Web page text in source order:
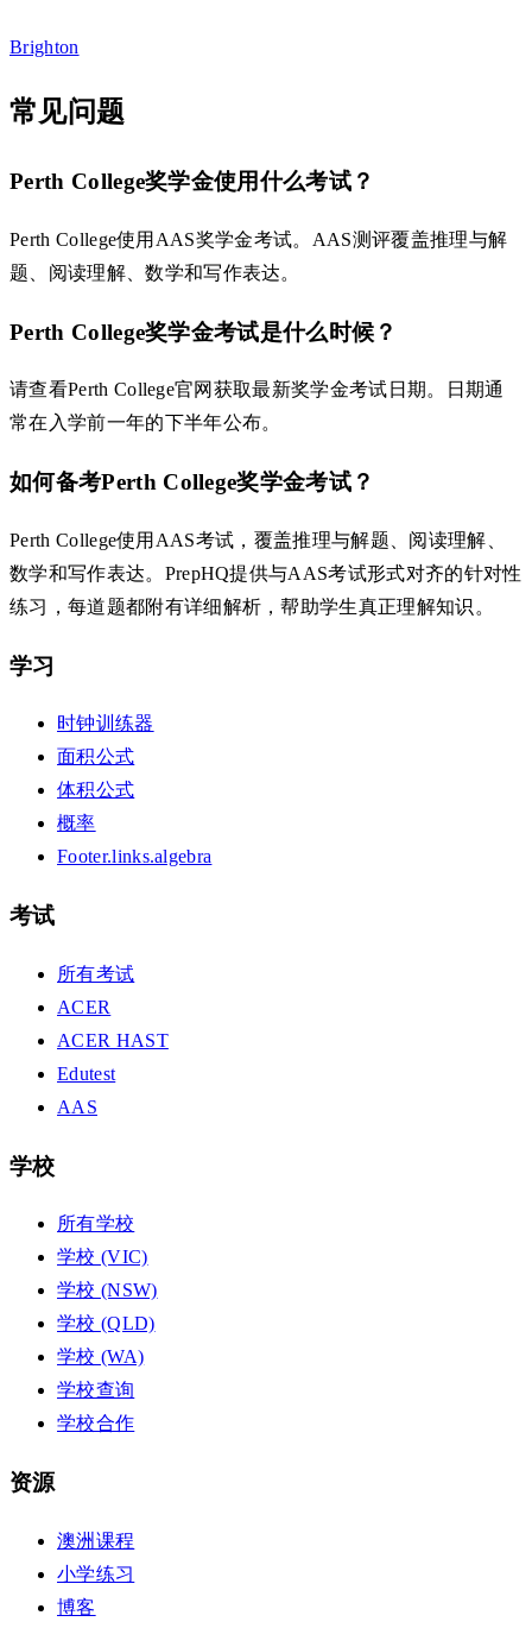
Brighton
常见问题
Perth College奖学金使用什么考试？
Perth College使用AAS奖学金考试。AAS测评覆盖推理与解
题、阅读理解、数学和写作表达。
Perth College奖学金考试是什么时候？
请查看Perth College官网获取最新奖学金考试日期。日期通
常在入学前一年的下半年公布。
如何备考Perth College奖学金考试？
Perth College使用AAS考试，覆盖推理与解题、阅读理解、
数学和写作表达。PrepHQ提供与AAS考试形式对齐的针对性
练习，每道题都附有详细解析，帮助学生真正理解知识。
学习
时钟训练器
面积公式
体积公式
概率
Footer.links.algebra
考试
所有考试
ACER
ACER HAST
Edutest
AAS
学校
所有学校
学校 (VIC)
学校 (NSW)
学校 (QLD)
学校 (WA)
学校查询
学校合作
资源
澳洲课程
小学练习
博客